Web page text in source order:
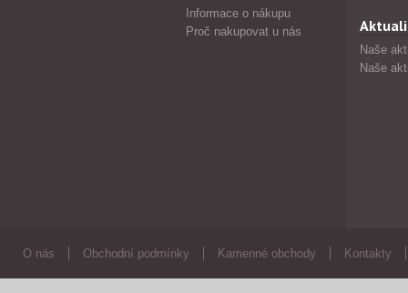
Informace o nákupu
Proč nakupovat u nás
Naše
Naše
O nás Obchodní podmínky Kamenné obchody Kontakty